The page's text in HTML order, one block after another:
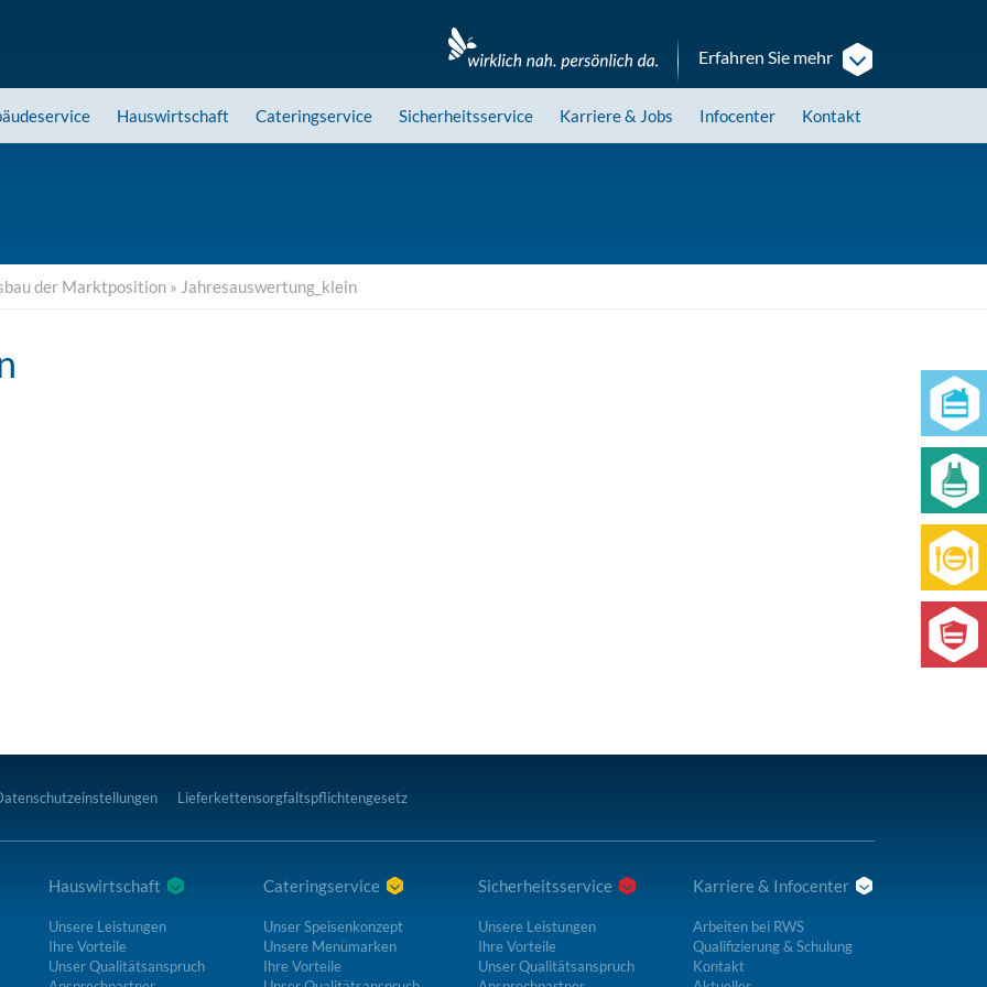
Erfahren Sie mehr
Hauswirtschaft Cateringservice Sicherheitsservice Karriere& Jobs Infocenter Kontakt
der Marktposition » Jahresauswertung_klein
Lieferkettensorgfaltspflichtengesetz
Hauswirtschaft
Unsere Leistungen
Ihre Vorteile
Unser Qualitätsanspruch
Cateringservice
Unser Speisenkonzept
Unsere Menümarken
Ihre Vorteile
Sicherheitsservice
Unsere Leistungen
Ihre Vorteile
Unser Qualitätsanspruch
Karriere & Infocenter
Arbeiten bei RWS
Qualifizierung & Schulung
Kontakt